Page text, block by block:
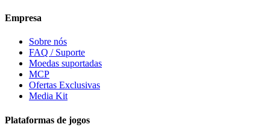
Empresa
Sobre nós
FAQ / Suporte
Moedas suportadas
MCP
Ofertas Exclusivas
Media Kit
Plataformas de jogos